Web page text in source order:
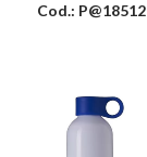
Cod.: P@18512